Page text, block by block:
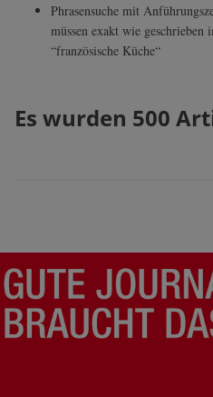
Phrasensuche mit
müssen exakt wie
“französische Küche“
Es wurden 500